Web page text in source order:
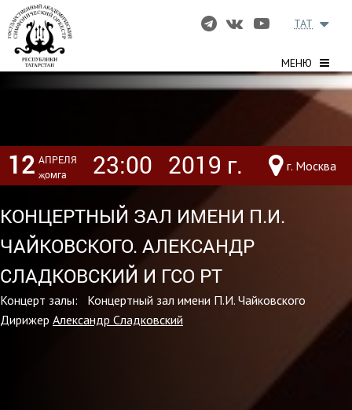
МЕНЮ
TAT
12 АПРЕЛЯ
җомга
23:00 2019 г. г. Москва
КОНЦЕРТНЫЙ ЗАЛ ИМЕНИ П.И.
ЧАЙКОВСКОГО. АЛЕКСАНДР
СЛАДКОВСКИЙ И ГСО РТ
Концерт залы: Концертный зал имени П.И. Чайковского
Дирижер Александр Сладковский